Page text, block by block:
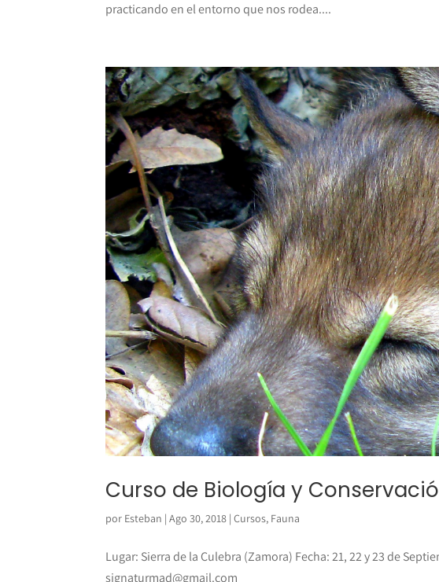
practicando en el entorno que nos rodea....
Curso de Biología y
por Esteban |Ago 30, 2018 |Cursos, Fauna
Lugar: Sierra de la Culebra (Zamora) Fecha: 21, 22 y 23 de
signaturmad@gmail.com